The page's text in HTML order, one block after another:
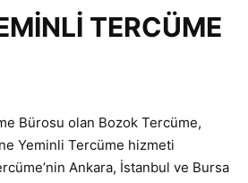
TERCÜME
Bürosu olan Bozok Tercüme,
Yeminli Tercüme hizmeti
Ankara, İstanbul ve Bursa